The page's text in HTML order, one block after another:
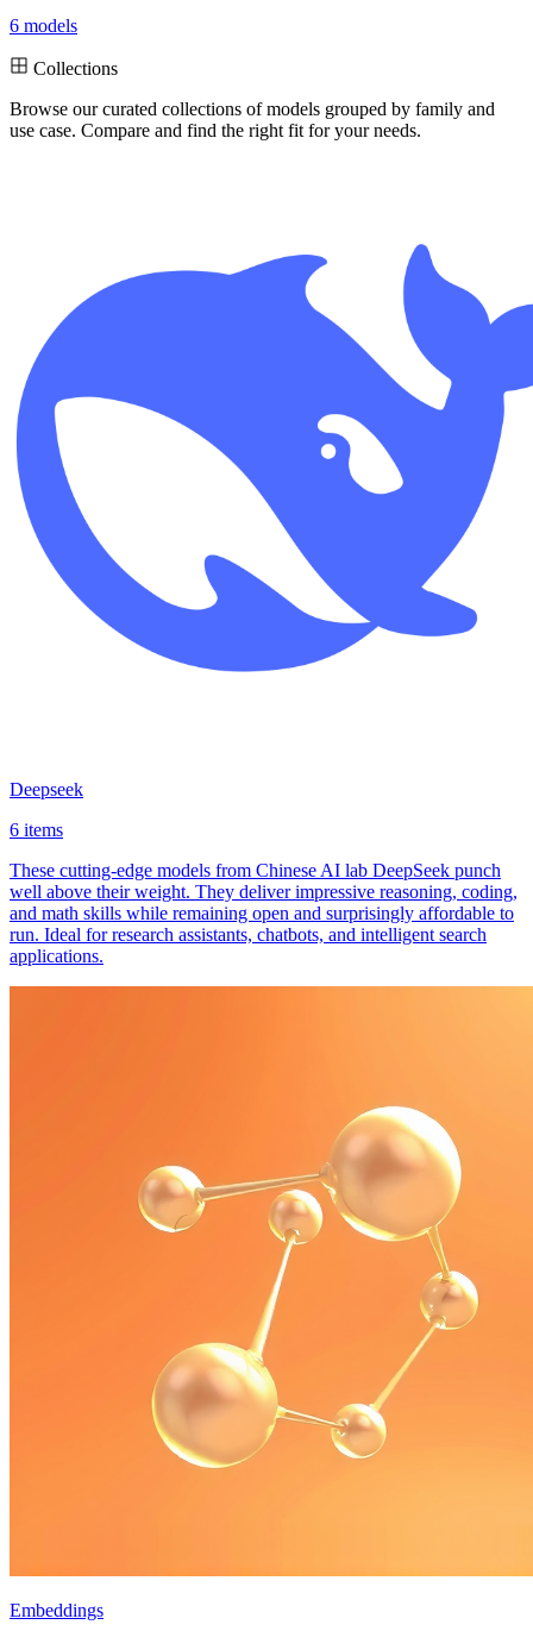
6 models
Collections
Browse our curated collections of models grouped by family and
use case. Compare and find the right fit for your needs.
Deepseek
6 items
These cutting-edge models from Chinese AI lab DeepSeek punch
well above their weight. They deliver impressive reasoning, coding,
and math skills while remaining open and surprisingly affordable to
run. Ideal for research assistants, chatbots, and intelligent search
applications.
Embeddings